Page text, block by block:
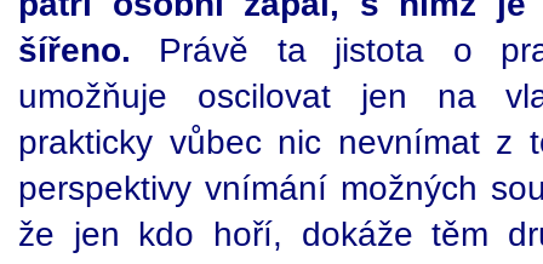
šířeno. Právě ta jistota o
umožňuje oscilovat jen na
prakticky vůbec nic nevnímat z
perspektivy vnímání možných
že jen kdo hoří, dokáže těm